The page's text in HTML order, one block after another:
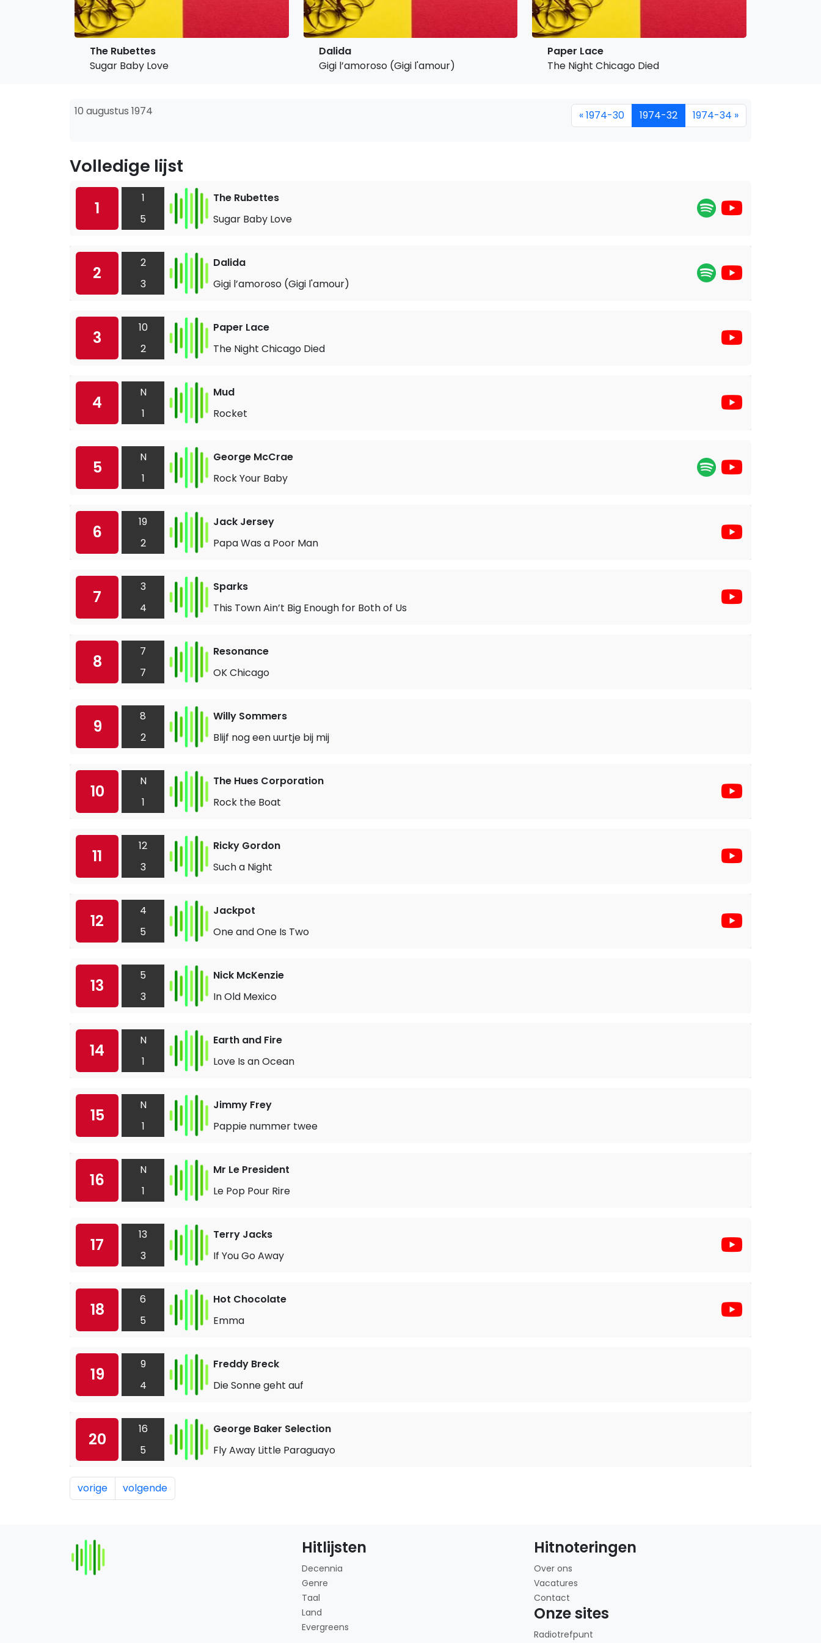
The Rubettes
Sugar Baby Love
Dalida
Gigi l’amoroso (Gigi l'amour)
Paper Lace
The Night Chicago Died
10 augustus 1974 « 1974-30 1974-32 1974-34 »
Volledige lijst
1
1
5
The Rubettes
Sugar Baby Love
2
2
3
Dalida
Gigi l’amoroso (Gigi l'amour)
3
10
2
Paper Lace
The Night Chicago Died
4
N
1
Mud
Rocket
5
N
1
George McCrae
Rock Your Baby
6
19
2
Jack Jersey
Papa Was a Poor Man
7
3
4
Sparks
This Town Ain’t Big Enough for Both of Us
8
7
7
Resonance
OK Chicago
9
8
2
Willy Sommers
Blijf nog een uurtje bij mij
10
N
1
The Hues Corporation
Rock the Boat
11
12
3
Ricky Gordon
Such a Night
12
4
5
Jackpot
One and One Is Two
13
5
3
Nick McKenzie
In Old Mexico
14
N
1
Earth and Fire
Love Is an Ocean
15
N
1
Jimmy Frey
Pappie nummer twee
16
N
1
Mr Le President
Le Pop Pour Rire
17
13
3
Terry Jacks
If You Go Away
18
6
5
Hot Chocolate
Emma
19
9
4
Freddy Breck
Die Sonne geht auf
20
16
5
George Baker Selection
Fly Away Little Paraguayo
vorige volgende
Hitlijsten
Decennia
Genre
Taal
Land
Evergreens
Hitnoteringen
Over ons
Vacatures
Contact
Onze sites
Radiotrefpunt